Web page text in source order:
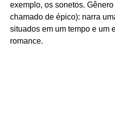
exemplo, os sonetos.
chamado de épico): narra
situados em um tempo e um
romance.